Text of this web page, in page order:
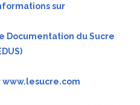
sur
Documentation du Sucre
www.lesucre.com